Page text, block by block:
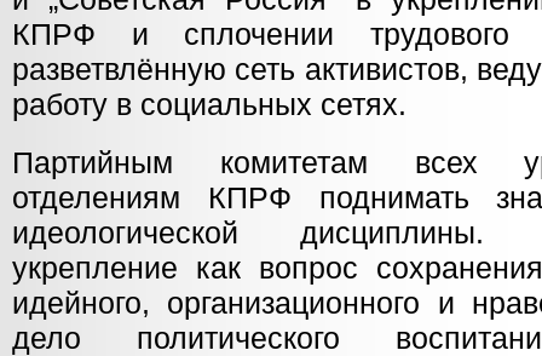
КПРФ и сплочении трудового
разветвлённую сеть активистов,
работу в социальных сетях.
Партийным комитетам всех
отделениям КПРФ поднимать
идеологической дисциплины.
укрепление как вопрос
идейного, организационного и
дело политического